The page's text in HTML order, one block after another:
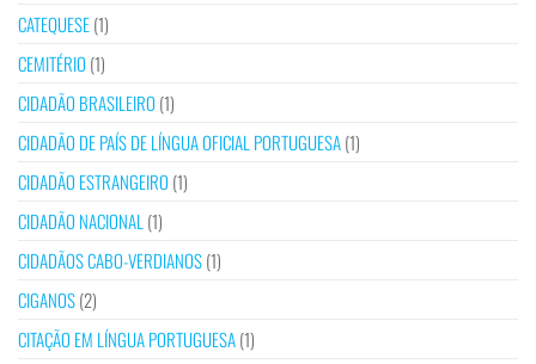
CATEQUESE(1)
CEMITÉRIO (1)
CIDADÃO BRASILEIRO (1)
CIDADÃO DE PAÍS DE LÍNGUA OFICIAL PORTUGUESA(1)
CIDADÃO ESTRANGEIRO (1)
CIDADÃO NACIONAL (1)
CIDADÃOS CABO-VERDIANOS(1)
CIGANOS(2)
CITAÇÃO EM LÍNGUA PORTUGUESA(1)